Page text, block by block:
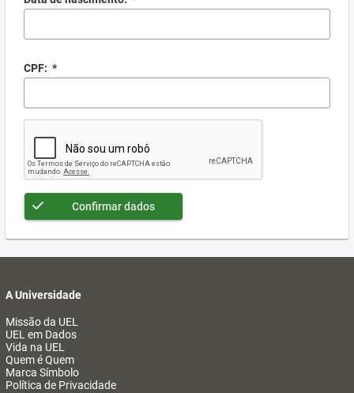
CPF: *
Confirmar dados
A Universidade
Missão da UEL
UEL em Dados
Vida na UEL
Quem é Quem
Marca Símbolo
Política de Privacidade